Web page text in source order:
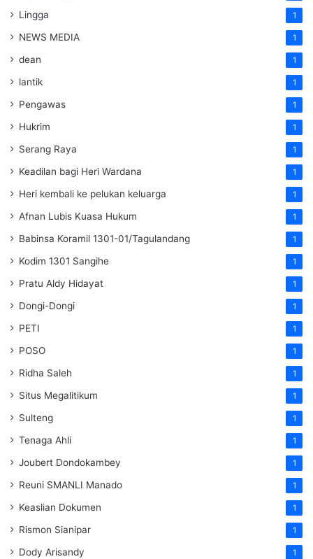
Lingga 1
NEWS MEDIA 1
dean 1
lantik 1
Pengawas 1
Hukrim 1
Serang Raya 1
Keadilan bagi Heri Wardana 1
Heri kembali ke pelukan keluarga 1
Afnan Lubis Kuasa Hukum 1
Babinsa Koramil 1301-01/Tagulandang 1
Kodim 1301 Sangihe 1
Pratu Aldy Hidayat 1
Dongi-Dongi 1
PETI 1
POSO 1
Ridha Saleh 1
Situs Megalitikum 1
Sulteng 1
Tenaga Ahli 1
Joubert Dondokambey 1
Reuni SMANLI Manado 1
Keaslian Dokumen 1
Rismon Sianipar 1
Dody Arisandy 1